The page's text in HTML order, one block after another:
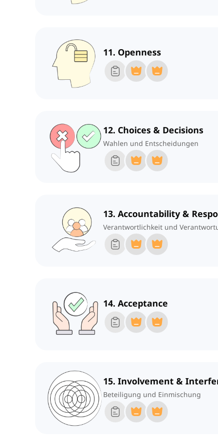
11. Openness
12. Choices & Decisions
Wahlen und Entscheidungen
13. Accountability &
Verantwortlichkeit und
14. Acceptance
15. Involvement &
Beteiligung und Einmischung